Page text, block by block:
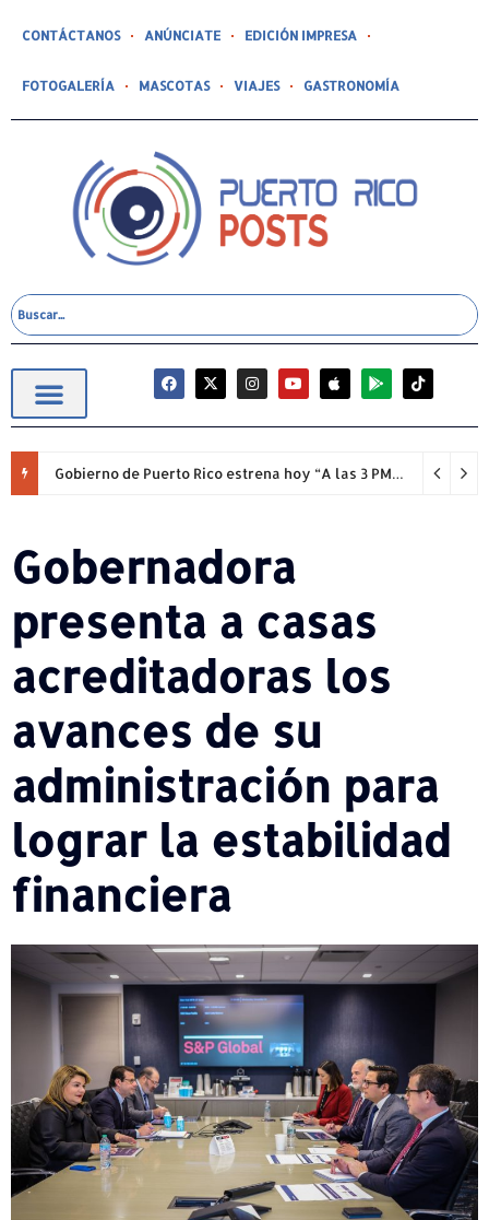
CONTÁCTANOS ANÚNCIATE EDICIÓN IMPRESA
FOTOGALERÍA MASCOTAS VIAJES GASTRONOMÍA
Gobierno de Puerto Rico estrena hoy “A las 3 PM” con entrevista a la secretaria de la Gobernación, Norma Burgos
Gobernadora
presenta a casas
acreditadoras los
avances de su
administración para
lograr la estabilidad
financiera